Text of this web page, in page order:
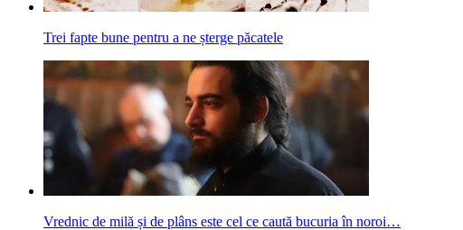
Trei fapte bune pentru a ne șterge păcatele
Vrednic de milă și de plâns este cel ce caută bucuria în noroi…